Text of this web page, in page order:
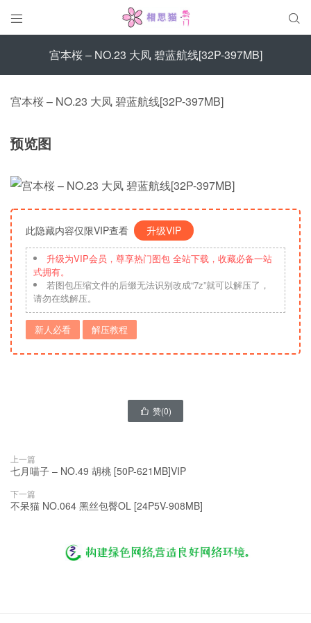
 
宫本桜 – NO.23 大凤 碧蓝航线[32P-397MB]
宫本桜 – NO.23 大凤 碧蓝航线[32P-397MB]
预览图
此隐藏内容仅限VIP查看 升级VIP
升级为VIP会员，尊享热门图包 全站下载，收藏必备一站
式拥有。
若图包压缩文件的后缀无法识别改成“7z”就可以解压了，
请勿在线解压。
新人必看 解压教程
 赞(0)
上一篇
七月喵子 – NO.49 胡桃 [50P-621MB]VIP
下一篇
不呆猫 NO.064 黑丝包臀OL [24P5V-908MB]